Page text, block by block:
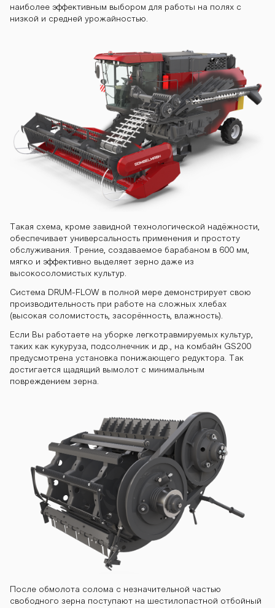
наиболее эффективным выбором для работы на полях с
низкой и средней урожайностью.
Такая схема, кроме завидной технологической надёжности,
обеспечивает универсальность применения и простоту
обслуживания. Трение, создаваемое барабаном в 600 мм,
мягко и эффективно выделяет зерно даже из
высокосоломистых культур.
Система DRUM-FLOW в полной мере демонстрирует свою
производительность при работе на сложных хлебах
(высокая соломистость, засорённость, влажность).
Если Вы работаете на уборке легкотравмируемых культур,
таких как кукуруза, подсолнечник и др., на комбайн GS200
предусмотрена установка понижающего редуктора. Так
достигается щадящий вымолот с минимальным
повреждением зерна.
После обмолота солома с незначительной частью
свободного зерна поступают на шестилопастной отбойный